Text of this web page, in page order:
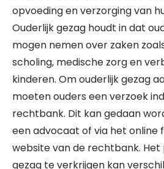
opvoeding en verzorging van
Ouderlijk gezag houdt in dat
mogen nemen over zaken
scholing, medische zorg en
kinderen. Om ouderlijk gezag
moeten ouders een verzoek
rechtbank. Dit kan gedaan
een advocaat of via het online
website van de rechtbank.
gezag te verkrijgen kan